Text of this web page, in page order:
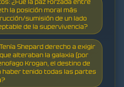
¿Fue la paz forzada entre
la posición moral más
sumisión de un lado
de la supervivencia?
Shepard derecho a exigir
alteraban la galaxia (por
Krogan, el destino de
haber tenido todas las partes